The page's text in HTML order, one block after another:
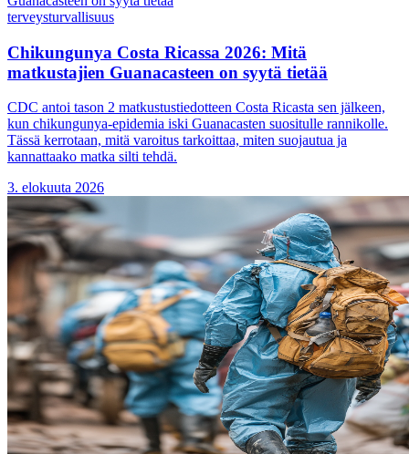
terveysturvallisuus
Chikungunya Costa Ricassa 2026: Mitä
matkustajien Guanacasteen on syytä tietää
CDC antoi tason 2 matkustustiedotteen Costa Ricasta sen jälkeen,
kun chikungunya-epidemia iski Guanacasten suositulle rannikolle.
Tässä kerrotaan, mitä varoitus tarkoittaa, miten suojautua ja
kannattaako matka silti tehdä.
3. elokuuta 2026